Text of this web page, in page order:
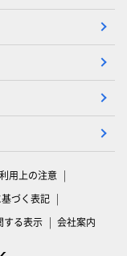
用上の注意
づく表記
する表示 会社案内